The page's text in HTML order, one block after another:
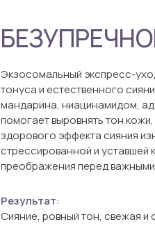
Экзосомальный экспресс-
тонуса и естественного
мандарина, ниацинамидом,
помогает выровнять тон
здорового эффекта сияния
стрессированной и
преображения перед
Результат:
Сияние, ровный тон, свежая и